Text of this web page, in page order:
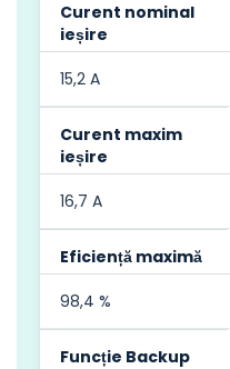
Curent nominal
ieșire
15,2 A
Curent maxim
ieșire
16,7 A
Eficiență maximă
98,4 %
Funcție Backup